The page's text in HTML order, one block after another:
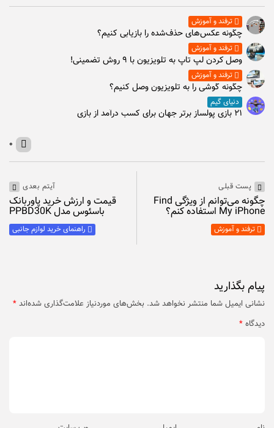
ترفند و آموزش
چگونه عکس‌های حذف‌شده را بازیابی کنیم؟
ترفند و آموزش
وصل كردن لپ تاپ به تلويزيون با ۹ روش تضمینی!
ترفند و آموزش
چگونه گوشی را به تلویزیون وصل کنیم؟
دنیای گیم
۲۱ بازی پولساز برتر جهان برای کسب درآمد از بازی
۰
پست قبلی
چگونه می‌توانم از ویژگی Find
My iPhone استفاده کنم؟
ترفند و آموزش
آیتم بعدی
قیمت و ارزش خرید پاوربانک
باسئوس مدل PPBD30K
راهنمای خرید لوازم جانبی
پیام بگذارید
نشانی ایمیل شما منتشر نخواهد شد. بخش‌های موردنیاز علامت‌گذاری شده‌اند *
دیدگاه *